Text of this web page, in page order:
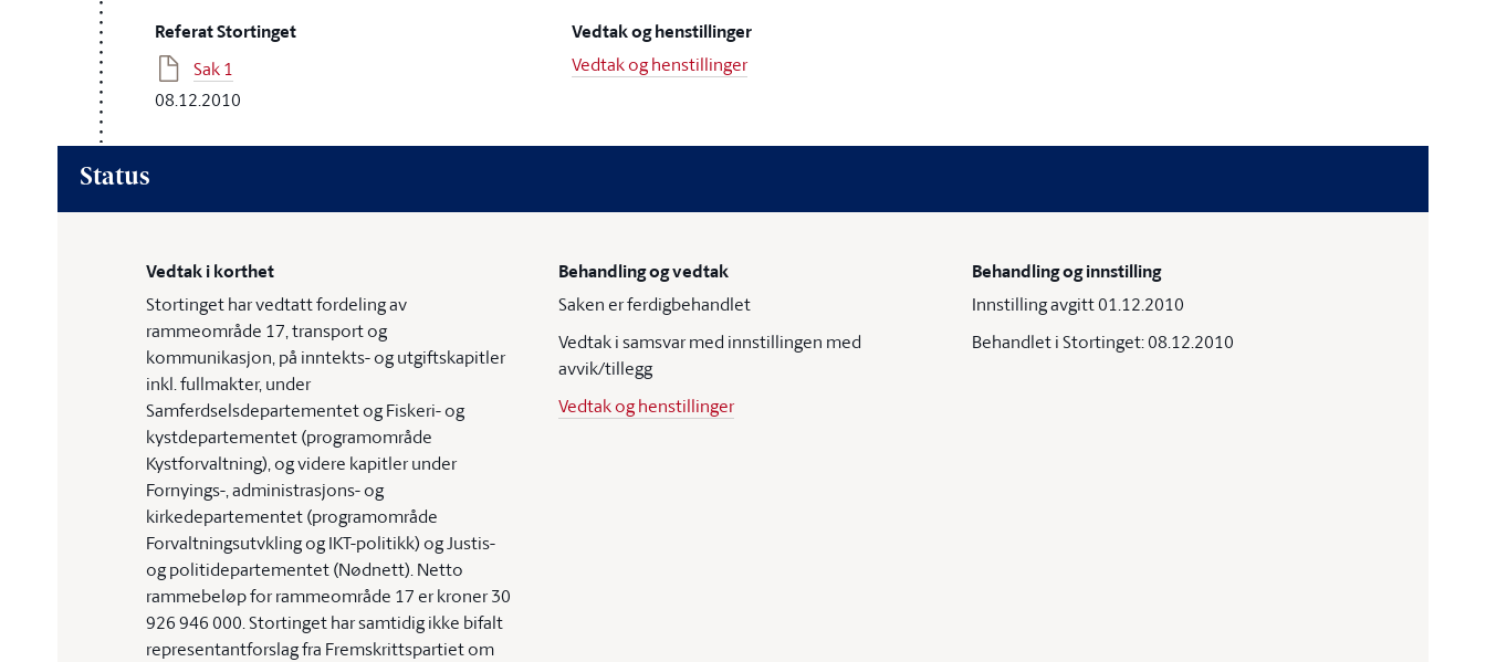
Referat Stortinget
Sak 1
08.12.2010
Vedtak og henstillinger
Vedtak og henstillinger
Status
Vedtak i korthet
Stortinget har vedtatt fordeling av
rammeområde 17, transport og
kommunikasjon, på inntekts- og utgiftskapitler
inkl. fullmakter, under
Samferdselsdepartementet og Fiskeri- og
kystdepartementet (programområde
Kystforvaltning), og videre kapitler under
Fornyings-, administrasjons- og
kirkedepartementet (programområde
Forvaltningsutvkling og IKT-politikk) og Justis-
og politidepartementet (Nødnett). Netto
rammebeløp for rammeområde 17 er kroner 30
926 946 000. Stortinget har samtidig ikke bifalt
representantforslag fra Fremskrittspartiet om
Behandling og vedtak
Saken er ferdigbehandlet
Vedtak i samsvar med innstillingen med
avvik/tillegg
Vedtak og henstillinger
Behandling og innstilling
Innstilling avgitt 01.12.2010
Behandlet i Stortinget: 08.12.2010